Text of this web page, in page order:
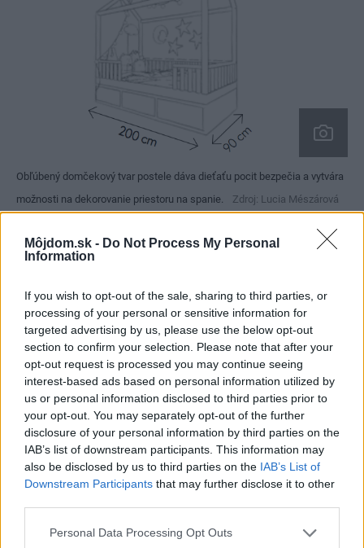
Môjdom.sk - Do Not Process My Personal
Information
If you wish to opt-out of the sale, sharing to third parties, or
processing of your personal or sensitive information for
targeted advertising by us, please use the below opt-out
section to confirm your selection. Please note that after your
opt-out request is processed you may continue seeing
interest-based ads based on personal information utilized by
us or personal information disclosed to third parties prior to
your opt-out. You may separately opt-out of the further
disclosure of your personal information by third parties on the
IAB’s list of downstream participants. This information may
also be disclosed by us to third parties on the IAB’s List of
Downstream Participants that may further disclose it to other
Please note that this website/app uses one or more Google
Personal Data Processing Opt Outs
Obľúbený domčekový tvar postele dáva dieťaťu pocit bezpečia a vytvára
možnosti na dekorovanie priestoru na spanie.
Zdroj: Lucia Mészárová
Pre školáka je dôležité pracovné miesto s pohodlnou stoličkou a
dostatočný úložný priestor na šatstvo aj školské potreby. Zdroj: Lucia